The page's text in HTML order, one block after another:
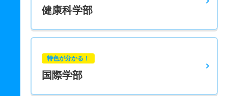
健康科学部
特色が分かる！
国際学部